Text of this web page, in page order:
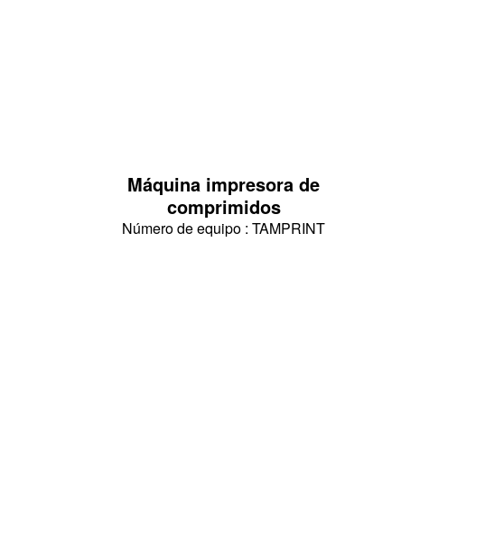
Máquina impresora de
comprimidos
Número de equipo : TAMPRINT